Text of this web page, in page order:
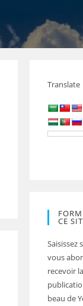
Translate
CE
Saisissez
vous
recevoir
beau de